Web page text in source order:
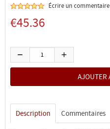
Écrire un commentaire
€45.36
Description Commentaires